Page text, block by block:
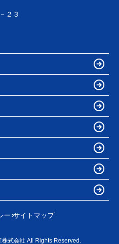
２３
ー サイトマップ
式会社 All Rights Reserved.